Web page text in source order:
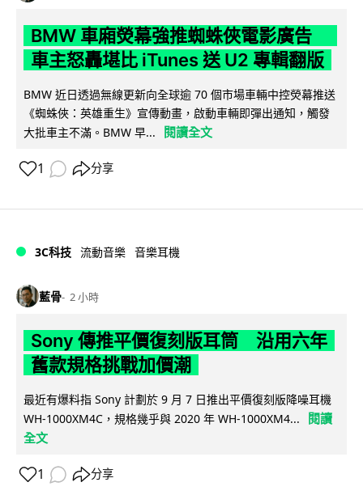
BMW 車廂熒幕強推蜘蛛俠電影廣告
車主怒轟堪比 iTunes 送 U2 專輯翻版
BMW 近日透過無線更新向全球逾 70 個市場車輛中控熒幕推送
《蜘蛛俠：英雄重生》宣傳動畫，啟動車輛即彈出通知，觸發
大批車主不滿。BMW 早...
閱讀全文
1 分享
3C科技 流動音樂 音樂耳機
藍骨 2 小時
Sony 傳推平價復刻版耳筒 沿用六年
舊款規格挑戰加價潮
最近有爆料指 Sony 計劃於 9 月 7 日推出平價復刻版降噪耳機
WH-1000XM4C，規格幾乎與 2020 年 WH-1000XM4...
閱讀
全文
1 分享